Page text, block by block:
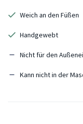
Weich an den Füßen
Handgewebt
Nicht für den
Kann nicht in der